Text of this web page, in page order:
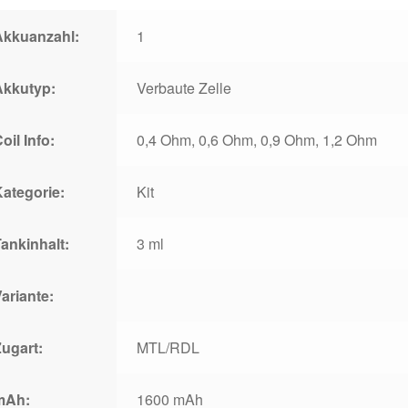
1
Verbaute Zelle
Info: 0,4 Ohm, 0,6 Ohm, 0,9 Ohm, 1,2 Ohm
Kit
3 ml
MTL/RDL
1600 mAh